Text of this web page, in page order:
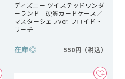
ディズニー ツイステッドワンダ
ーランド 硬質カードケース／
マスターシェフver. フロイド・
リーチ
在庫◎ 550円